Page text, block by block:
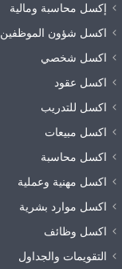
إكسل محاسبة ومالية
اكسل شؤون الموظفين
اكسل شخصي
اكسل عقود
اكسل للتدريب
اكسل مبيعات
اكسل محاسبة
اكسل مهنية وعملية
اكسل موارد بشرية
اكسل وظائف
التقويمات والجداول